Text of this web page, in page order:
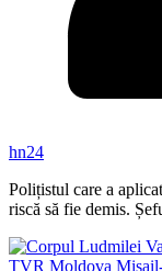
hn24
Polițistul care a
riscă să fie demis.